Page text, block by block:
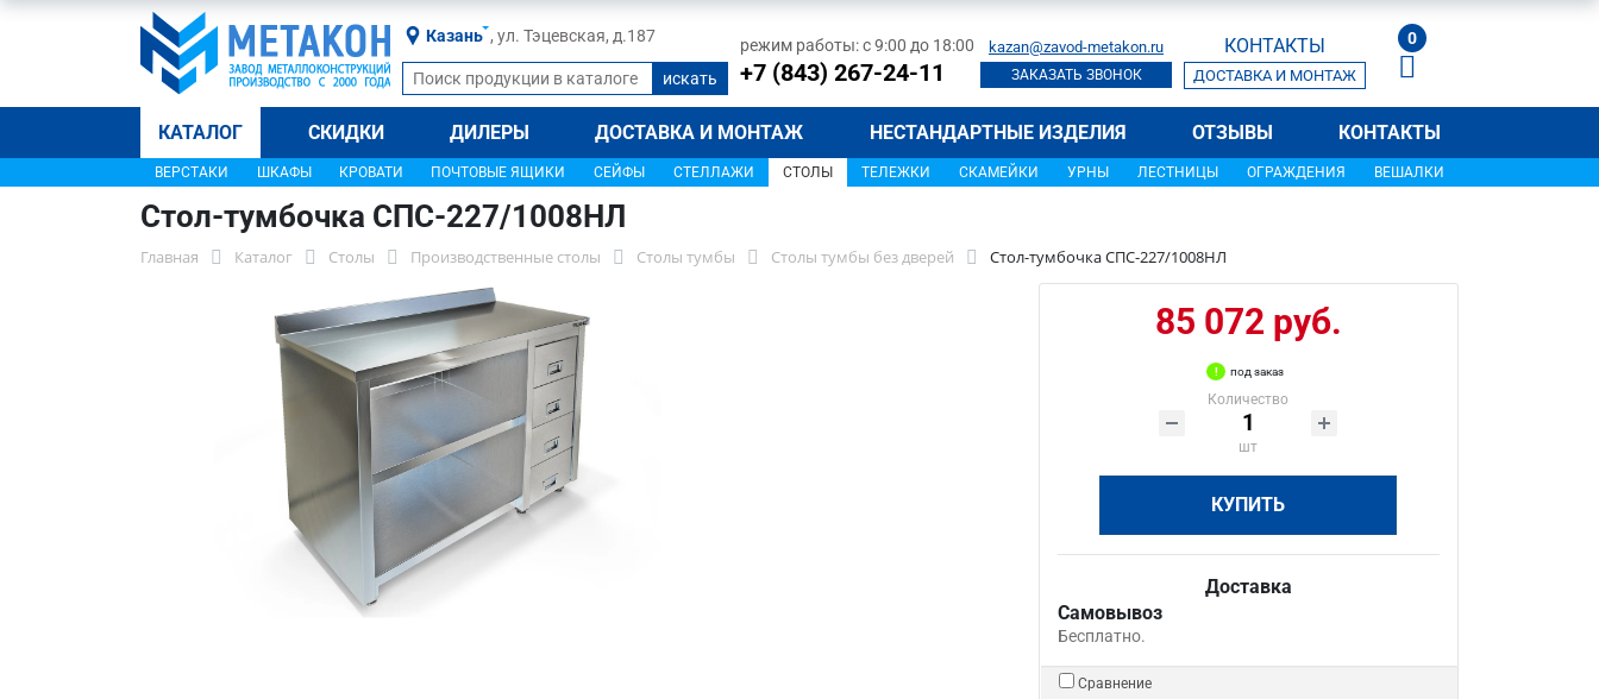
Казань , ул. Тэцевская, д.187 режим работы: с 9:00 до 18:00
+7 (843) 267-24-11
kazan@zavod-metakon.ru
ЗАКАЗАТЬ ЗВОНОК
КОНТАКТЫ
ДОСТАВКА И МОНТАЖ
0
КАТАЛОГ СКИДКИ ДИЛЕРЫ ДОСТАВКА И МОНТАЖ НЕСТАНДАРТНЫЕ ИЗДЕЛИЯ ОТЗЫВЫ КОНТАКТЫ
ВЕРСТАКИ ШКАФЫ КРОВАТИ ПОЧТОВЫЕ ЯЩИКИ СЕЙФЫ СТЕЛЛАЖИ СТОЛЫ ТЕЛЕЖКИ СКАМЕЙКИ УРНЫ ЛЕСТНИЦЫ ОГРАЖДЕНИЯ ВЕШАЛКИ
Стол-тумбочка СПС-227/1008НЛ
Главная Каталог Столы Производственные столы Столы тумбы Столы тумбы без дверей Стол-тумбочка СПС-227/1008НЛ
85 072 руб.
под заказ
Количество
шт
КУПИТЬ
Доставка
Самовывоз
Бесплатно.
Сравнение